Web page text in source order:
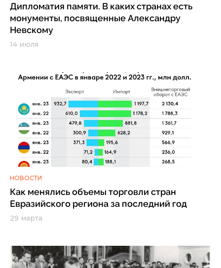
Дипломатия памяти. В каких странах есть
монументы, посвященные Александру
Невскому
14 июля
НОВОСТИ
Как менялись объемы торговли стран
Евразийского региона за последний год
29 марта